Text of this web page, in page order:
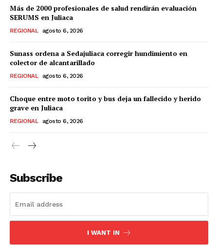
Más de 2000 profesionales de salud rendirán evaluación
SERUMS en Juliaca
REGIONAL agosto 6, 2026
Sunass ordena a Sedajuliaca corregir hundimiento en
colector de alcantarillado
REGIONAL agosto 6, 2026
Choque entre moto torito y bus deja un fallecido y herido
grave en Juliaca
REGIONAL agosto 6, 2026
Subscribe
I WANT IN